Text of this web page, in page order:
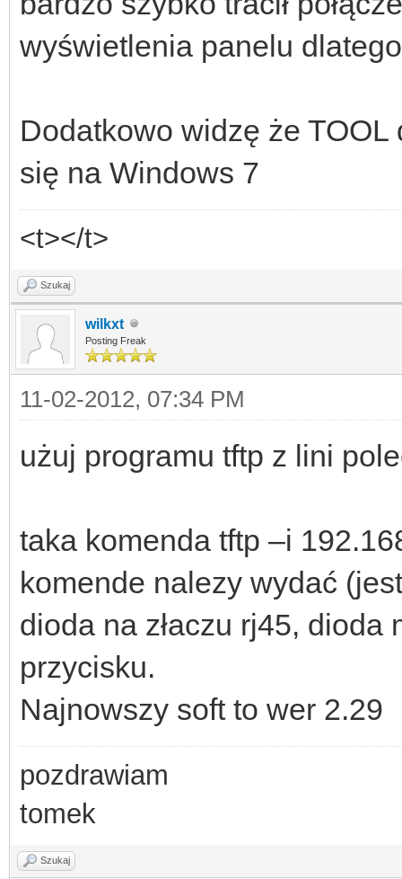
wyświetlenia panelu
Dodatkowo widzę że
się na Windows 7
<t></t>
Szukaj
wilkxt
Posting Freak
11-02-2012, 07:34 PM
użuj programu tftp z lini
taka komenda tftp –i
komende nalezy wydać
dioda na złaczu rj45,
przycisku.
Najnowszy soft to wer 2.29
pozdrawiam
tomek
Szukaj